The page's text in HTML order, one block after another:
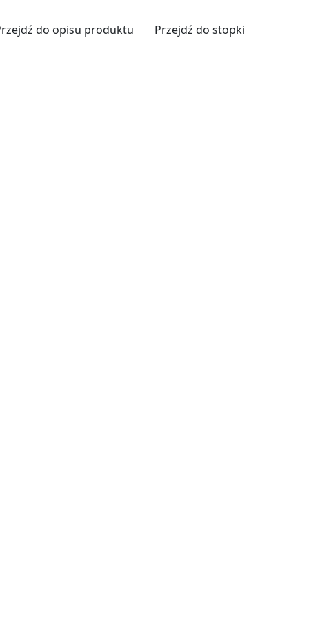
do opisu produktu Przejdź do stopki